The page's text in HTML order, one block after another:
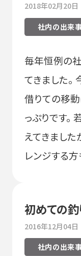
2018年02月20日
社内の出来
毎年恒例の
てきました。
借りての移
っぷりです
えてきました
レンジする
初めての
2016年12月04日
社内の出来